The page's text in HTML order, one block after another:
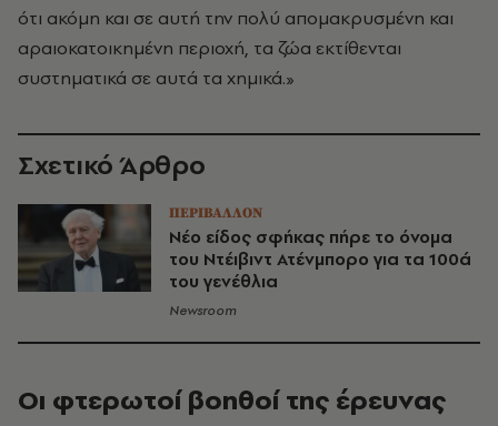
ότι ακόμη και σε αυτή την πολύ απομακρυσμένη και
αραιοκατοικημένη περιοχή, τα ζώα εκτίθενται
συστηματικά σε αυτά τα χημικά.»
Σχετικό Άρθρο
ΠΕΡΙΒΑΛΛΟΝ
Νέο είδος σφήκας πήρε το όνομα
του Ντέιβιντ Ατένμπορο για τα 100ά
του γενέθλια
Newsroom
Οι φτερωτοί βοηθοί της έρευνας